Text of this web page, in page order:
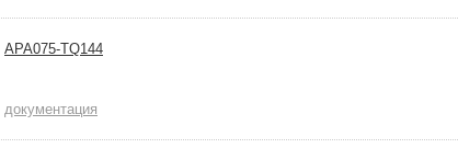
APA075-TQ144
документация